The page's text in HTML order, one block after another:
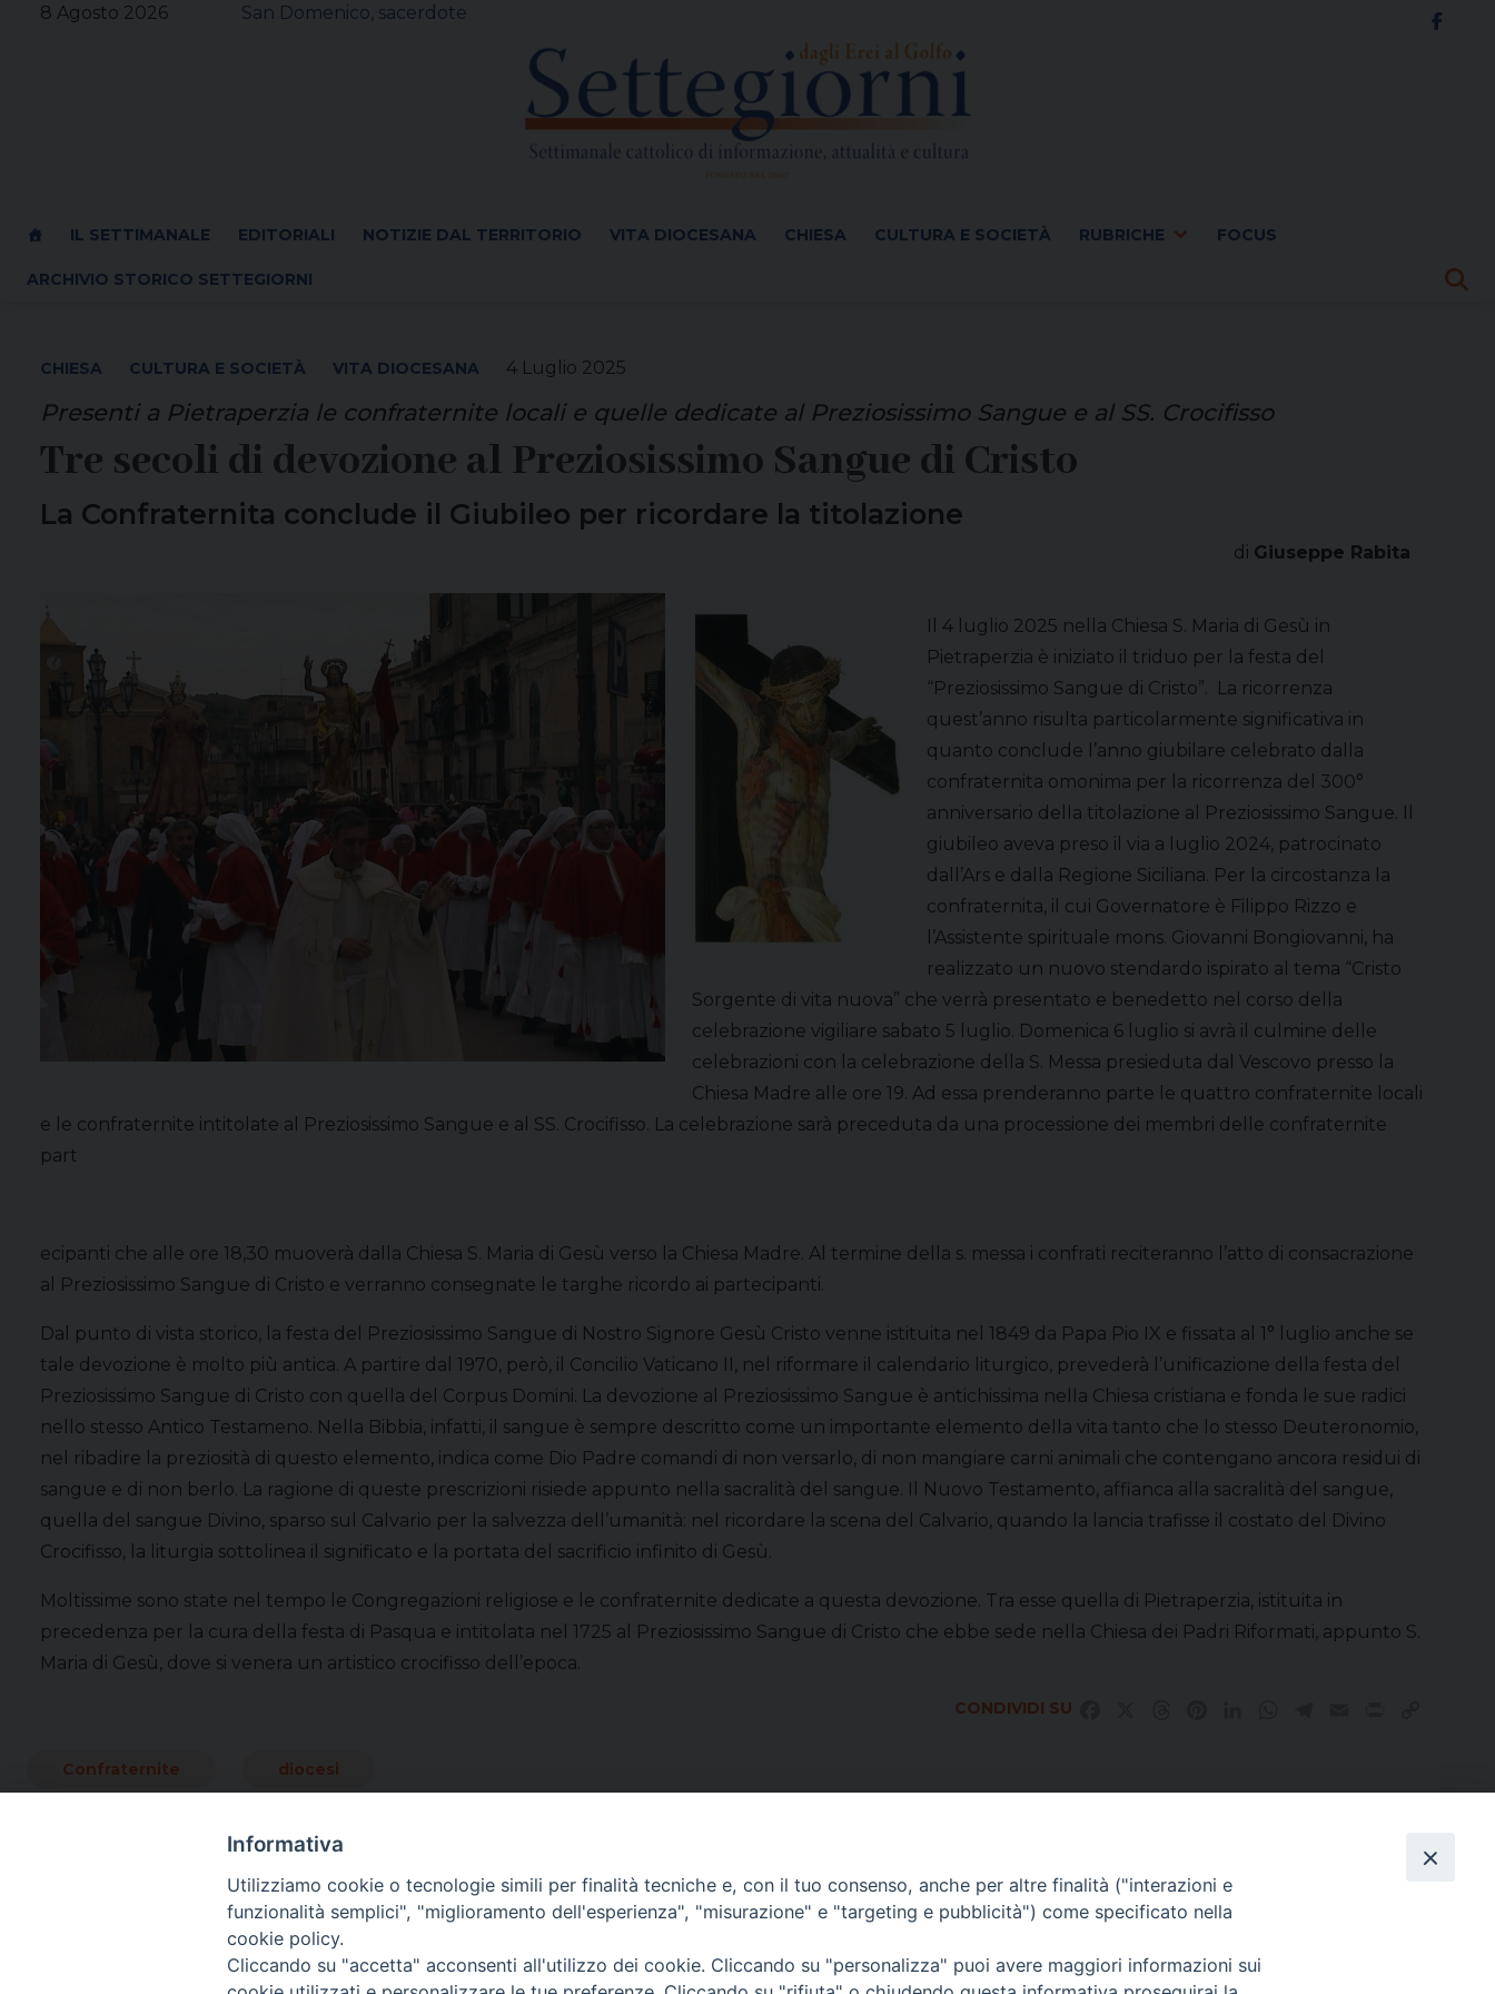
8 Agosto 2026 San Domenico, sacerdote
IL SETTIMANALE EDITORIALI NOTIZIE DAL TERRITORIO VITA DIOCESANA CHIESA CULTURA E SOCIETÀ RUBRICHE FOCUS
ARCHIVIO STORICO SETTEGIORNI
4 Luglio 2025
CHIESA CULTURA E SOCIETÀ VITA DIOCESANA
Presenti a Pietraperzia le confraternite locali e quelle dedicate al Preziosissimo Sangue e al SS. Crocifisso
Tre secoli di devozione al Preziosissimo Sangue di Cristo
La Confraternita conclude il Giubileo per ricordare la titolazione
di Giuseppe Rabita
Il 4 luglio 2025 nella Chiesa S. Maria di Gesù in
Pietraperzia è iniziato il triduo per la festa del
“Preziosissimo Sangue di Cristo”. La ricorrenza
quest’anno risulta particolarmente significativa in
quanto conclude l’anno giubilare celebrato dalla
confraternita omonima per la ricorrenza del 300°
anniversario della titolazione al Preziosissimo Sangue. Il
giubileo aveva preso il via a luglio 2024, patrocinato
dall’Ars e dalla Regione Siciliana. Per la circostanza la
confraternita, il cui Governatore è Filippo Rizzo e
l’Assistente spirituale mons. Giovanni Bongiovanni, ha
realizzato un nuovo stendardo ispirato al tema “Cristo
Sorgente di vita nuova” che verrà presentato e benedetto nel corso della
celebrazione vigiliare sabato 5 luglio. Domenica 6 luglio si avrà il culmine delle
celebrazioni con la celebrazione della S. Messa presieduta dal Vescovo presso la
Chiesa Madre alle ore 19. Ad essa prenderanno parte le quattro confraternite locali
e le confraternite intitolate al Preziosissimo Sangue e al SS. Crocifisso. La celebrazione sarà preceduta da una processione dei membri delle confraternite
part
ecipanti che alle ore 18,30 muoverà dalla Chiesa S. Maria di Gesù verso la Chiesa Madre. Al termine della s. messa i confrati reciteranno l’atto di consacrazione
al Preziosissimo Sangue di Cristo e verranno consegnate le targhe ricordo ai partecipanti.
Dal punto di vista storico, la festa del Preziosissimo Sangue di Nostro Signore Gesù Cristo venne istituita nel 1849 da Papa Pio IX e fissata al 1° luglio anche se
tale devozione è molto più antica. A partire dal 1970, però, il Concilio Vaticano II, nel riformare il calendario liturgico, prevederà l’unificazione della festa del
Preziosissimo Sangue di Cristo con quella del Corpus Domini. La devozione al Preziosissimo Sangue è antichissima nella Chiesa cristiana e fonda le sue radici
nello stesso Antico Testameno. Nella Bibbia, infatti, il sangue è sempre descritto come un importante elemento della vita tanto che lo stesso Deuteronomio,
nel ribadire la preziosità di questo elemento, indica come Dio Padre comandi di non versarlo, di non mangiare carni animali che contengano ancora residui di
sangue e di non berlo. La ragione di queste prescrizioni risiede appunto nella sacralità del sangue. Il Nuovo Testamento, affianca alla sacralità del sangue,
quella del sangue Divino, sparso sul Calvario per la salvezza dell’umanità: nel ricordare la scena del Calvario, quando la lancia trafisse il costato del Divino
Crocifisso, la liturgia sottolinea il significato e la portata del sacrificio infinito di Gesù.
Moltissime sono state nel tempo le Congregazioni religiose e le confraternite dedicate a questa devozione. Tra esse quella di Pietraperzia, istituita in
precedenza per la cura della festa di Pasqua e intitolata nel 1725 al Preziosissimo Sangue di Cristo che ebbe sede nella Chiesa dei Padri Riformati, appunto S.
Maria di Gesù, dove si venera un artistico crocifisso dell’epoca.
CONDIVIDI SU
Confraternite diocesi
Direttore Responsabile Giuseppe Rabita
Direttore Amministrativo Salvatore Bruno
Via Cammarata, 21 – Piazza Armerina
Informativa
Utilizziamo cookie o tecnologie simili per finalità tecniche e, con il tuo consenso, anche per altre finalità ("interazioni e
funzionalità semplici", "miglioramento dell'esperienza", "misurazione" e "targeting e pubblicità") come specificato nella
cookie policy.
Cliccando su "accetta" acconsenti all'utilizzo dei cookie. Cliccando su "personalizza" puoi avere maggiori informazioni sui